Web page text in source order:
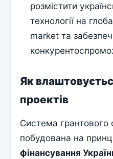
розмістити
технології на
market та
Як
проектів
Система грантового
побудована на
фінансування